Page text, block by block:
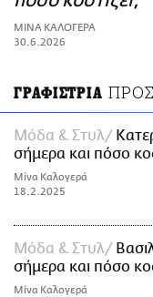
ΑΜΠΑ
PRINT
ΜΙΝΑ ΚΑΛΟΓΕΡΑ
30.6.2026
ΓΡΑΦΙΣΤΡΙΑ
Μόδα & Στυλ
σήμερα και πόσο
Μίνα Καλογερά
18.2.2025
Μόδα & Στυλ
σήμερα και πόσο
Μίνα Καλογερά